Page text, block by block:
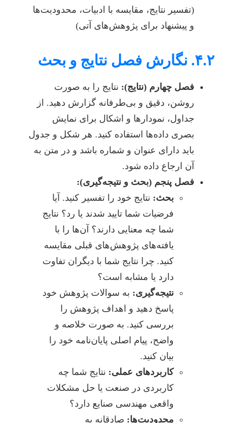
(تفسیر نتایج، مقایسه با ادبیات، محدودیت‌ها
و پیشنهاد برای پژوهش‌های آتی)
۴.۲. نگارش فصل نتایج و بحث
فصل چهارم (نتایج): نتایج را به صورت
روشن، دقیق و بی‌طرفانه گزارش دهید. از
جداول، نمودارها و اشکال برای نمایش
بصری داده‌ها استفاده کنید. هر شکل و جدول
باید دارای عنوان و شماره باشد و در متن به
آن ارجاع داده شود.
فصل پنجم (بحث و نتیجه‌گیری):
بحث: نتایج خود را تفسیر کنید. آیا
فرضیات شما تایید شدند یا رد؟ نتایج
شما چه معنایی دارند؟ آن‌ها را با
یافته‌های پژوهش‌های قبلی مقایسه
کنید. چرا نتایج شما با دیگران تفاوت
دارد یا مشابه است؟
نتیجه‌گیری: به سوالات پژوهش خود
پاسخ دهید و اهداف پژوهش را
بررسی کنید. به صورت خلاصه و
واضح، پیام اصلی پایان‌نامه خود را
بیان کنید.
کاربردهای عملی: نتایج شما چه
کاربردی در صنعت یا حل مشکلات
واقعی مهندسی صنایع دارد؟
محدودیت‌ها: صادقانه به